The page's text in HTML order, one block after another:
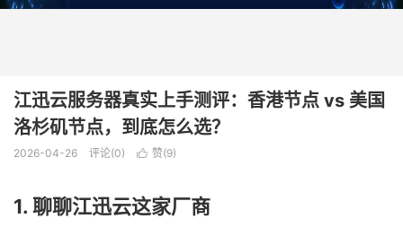
江迅云服务器真实上手测评：香港节点 vs 美国
洛杉矶节点，到底怎么选？
2026-04-26 评论(0)  赞(9)
1. 聊聊江迅云这家厂商